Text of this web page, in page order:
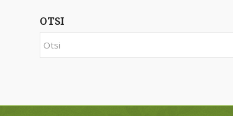
OTSI